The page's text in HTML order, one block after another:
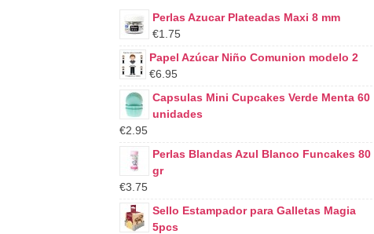
Perlas Azucar Plateadas Maxi 8 mm
€1.75
Papel Azúcar Niño Comunion modelo 2
€6.95
Capsulas Mini Cupcakes Verde Menta 60
unidades
€2.95
Perlas Blandas Azul Blanco Funcakes 80
gr
€3.75
Sello Estampador para Galletas Magia
5pcs